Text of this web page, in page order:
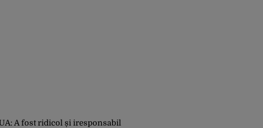
A fost ridicol și iresponsabil